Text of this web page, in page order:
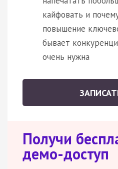
кайфовать и
повышение
бывает
очень нужна
Получи
демо-доступ